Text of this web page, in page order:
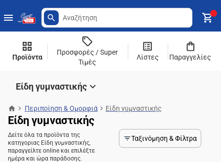
Προϊόντα
Προσφορές / Super
Τιμές
Λίστες Παραγγελίες
Είδη γυμναστικής
Περιποίηση & Ομορφιά Είδη γυμναστικής
Είδη γυμναστικής
Δείτε όλα τα προϊόντα της
κατηγοριας Είδη γυμναστικής,
παραγγείλτε online και επιλέξτε
ημέρα και ώρα παράδοσης.
Ταξινόμηση & Φίλτρα